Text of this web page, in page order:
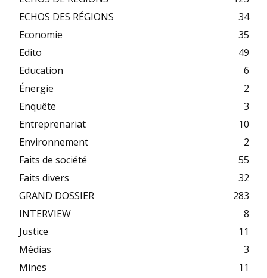
ECHOS DES RÉGIONS
34
Economie
35
Edito
49
Education
6
Énergie
2
Enquête
3
Entreprenariat
10
Environnement
2
Faits de société
55
Faits divers
32
GRAND DOSSIER
283
INTERVIEW
8
Justice
11
Médias
3
Mines
11